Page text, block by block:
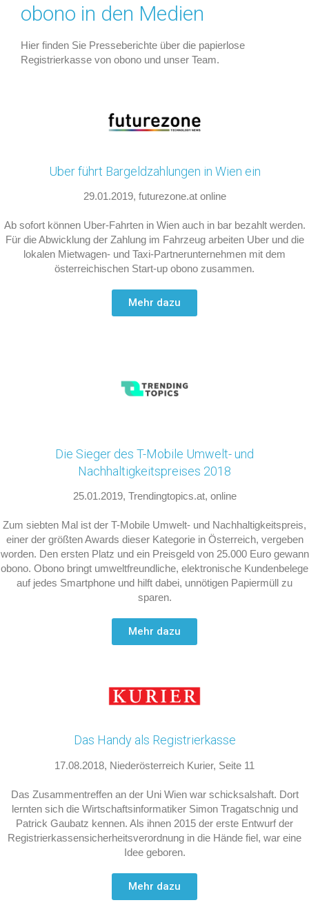
obono in den Medien
Hier finden Sie Presseberichte über die papierlose
Registrierkasse von obono und unser Team.
Uber führt Bargeldzahlungen in Wien ein
29.01.2019, futurezone.at online
Ab sofort können Uber-Fahrten in Wien auch in bar bezahlt werden.
Für die Abwicklung der Zahlung im Fahrzeug arbeiten Uber und die
lokalen Mietwagen- und Taxi-Partnerunternehmen mit dem
österreichischen Start-up obono zusammen.
Mehr dazu
Die Sieger des T-Mobile Umwelt- und
Nachhaltigkeitspreises 2018
25.01.2019, Trendingtopics.at, online
Zum siebten Mal ist der T-Mobile Umwelt- und Nachhaltigkeitspreis,
einer der größten Awards dieser Kategorie in Österreich, vergeben
worden. Den ersten Platz und ein Preisgeld von 25.000 Euro gewann
obono. Obono bringt umweltfreundliche, elektronische Kundenbelege
auf jedes Smartphone und hilft dabei, unnötigen Papiermüll zu
sparen.
Mehr dazu
Das Handy als Registrierkasse
17.08.2018, Niederösterreich Kurier, Seite 11
Das Zusammentreffen an der Uni Wien war schicksalshaft. Dort
lernten sich die Wirtschaftsinformatiker Simon Tragatschnig und
Patrick Gaubatz kennen. Als ihnen 2015 der erste Entwurf der
Registrierkassensicherheitsverordnung in die Hände fiel, war eine
Idee geboren.
Mehr dazu